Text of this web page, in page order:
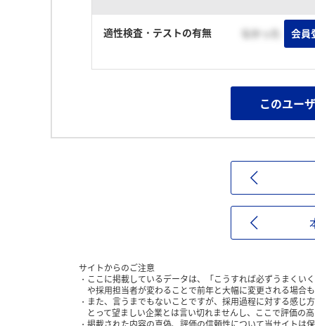
適性検査・テストの有無 なかった 会員
このユー
サイトからのご注意
ここに掲載しているデータは、「こうすれば必ずうまくい
や採用担当者が変わることで前年と大幅に変更される場合
また、言うまでもないことですが、採用過程に対する感じ
とって望ましい企業とは言い切れませんし、ここで評価の